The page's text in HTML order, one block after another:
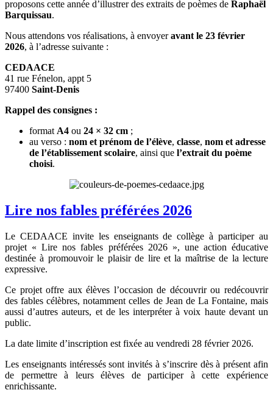
proposons cette année d’illustrer des extraits de poèmes de Raphaël
Barquissau.
Nous attendons vos réalisations, à envoyeravant le 23 février
2026, à l’adresse suivante :
CEDAACE
41 rue Fénelon, appt 5
97400 Saint-Denis
Rappel des consignes :
format A4 ou 24 × 32 cm ;
au verso : nom et prénom de l’élève, classe, nom et adresse
de l’établissement scolaire, ainsi que l’extrait du poème
choisi.
Lire nos fables préférées 2026
Le CEDAACE invite les enseignants de collège à participer au
projet « Lire nos fables préférées 2026 », une action éducative
destinée à promouvoir le plaisir de lire et la maîtrise de la lecture
expressive.
Ce projet offre aux élèves l’occasion de découvrir ou redécouvrir
des fables célèbres, notamment celles de Jean de La Fontaine, mais
aussi d’autres auteurs, et de les interpréter à voix haute devant un
public.
La date limite d’inscription est fixée au vendredi 28 février 2026.
Les enseignants intéressés sont invités à s’inscrire dès à présent afin
de permettre à leurs élèves de participer à cette expérience
enrichissante.